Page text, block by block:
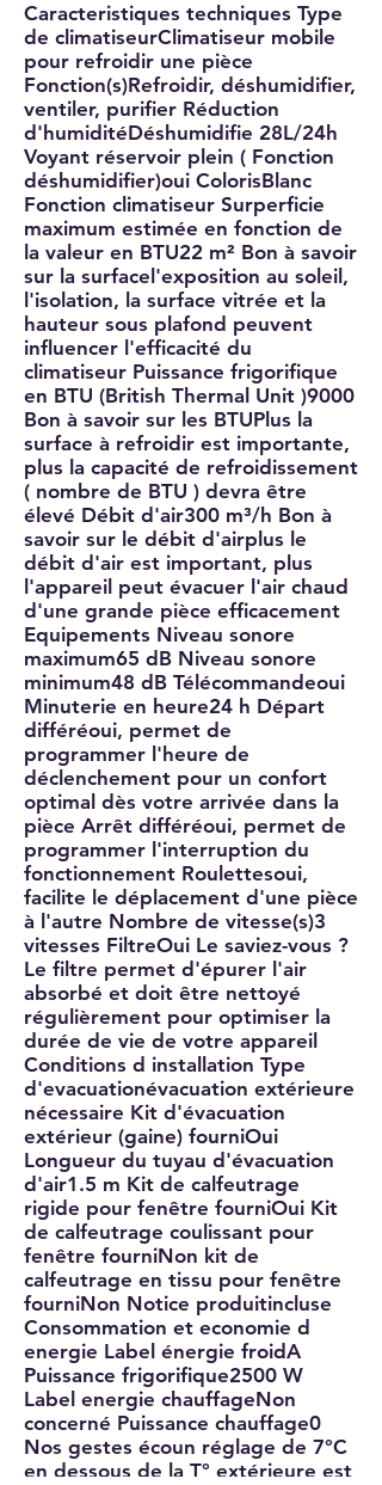
Caracteristiques techniques Type
de climatiseurClimatiseur mobile
pour refroidir une pièce
Fonction(s)Refroidir, déshumidifier,
ventiler, purifier Réduction
d'humiditéDéshumidifie 28L/24h
Voyant réservoir plein ( Fonction
déshumidifier)oui ColorisBlanc
Fonction climatiseur Surperficie
maximum estimée en fonction de
la valeur en BTU22 m² Bon à savoir
sur la surfacel'exposition au soleil,
l'isolation, la surface vitrée et la
hauteur sous plafond peuvent
influencer l'efficacité du
climatiseur Puissance frigorifique
en BTU (British Thermal Unit )9000
Bon à savoir sur les BTUPlus la
surface à refroidir est importante,
plus la capacité de refroidissement
( nombre de BTU ) devra être
élevé Débit d'air300 m³/h Bon à
savoir sur le débit d'airplus le
débit d'air est important, plus
l'appareil peut évacuer l'air chaud
d'une grande pièce efficacement
Equipements Niveau sonore
maximum65 dB Niveau sonore
minimum48 dB Télécommandeoui
Minuterie en heure24 h Départ
différéoui, permet de
programmer l'heure de
déclenchement pour un confort
optimal dès votre arrivée dans la
pièce Arrêt différéoui, permet de
programmer l'interruption du
fonctionnement Roulettesoui,
facilite le déplacement d'une pièce
à l'autre Nombre de vitesse(s)3
vitesses FiltreOui Le saviez-vous ?
Le filtre permet d'épurer l'air
absorbé et doit être nettoyé
régulièrement pour optimiser la
durée de vie de votre appareil
Conditions d installation Type
d'evacuationévacuation extérieure
nécessaire Kit d'évacuation
extérieur (gaine) fourniOui
Longueur du tuyau d'évacuation
d'air1.5 m Kit de calfeutrage
rigide pour fenêtre fourniOui Kit
de calfeutrage coulissant pour
fenêtre fourniNon kit de
calfeutrage en tissu pour fenêtre
fourniNon Notice produitincluse
Consommation et economie d
energie Label énergie froidA
Puissance frigorifique2500 W
Label energie chauffageNon
concerné Puissance chauffage0
Nos gestes écoun réglage de 7°C
en dessous de la T° extérieure est